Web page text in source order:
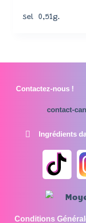
sel 0,51g.
Contactez-nous !
contact-
Ingrédients
Conditions